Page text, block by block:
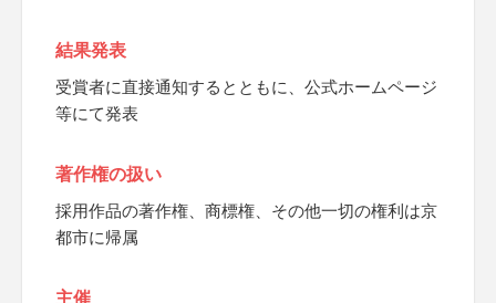
結果発表
受賞者に直接通知するとともに、公式ホームページ
等にて発表
著作権の扱い
採用作品の著作権、商標権、その他一切の権利は京
都市に帰属
主催